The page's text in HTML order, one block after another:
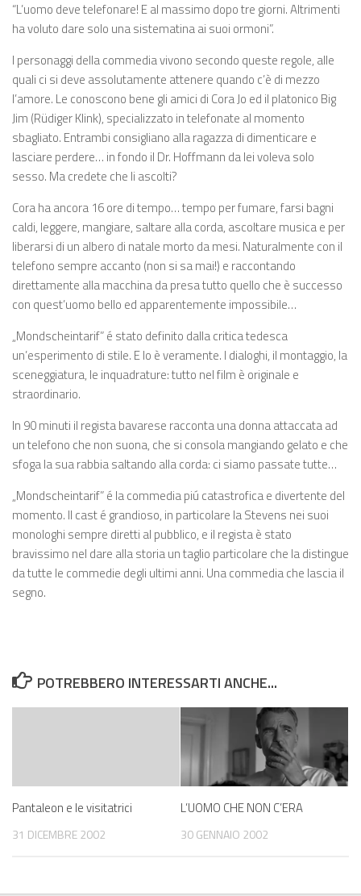
“L’uomo deve telefonare! E al massimo dopo tre giorni. Altrimenti
ha voluto dare solo una sistematina ai suoi ormoni”.
I personaggi della commedia vivono secondo queste regole, alle
quali ci si deve assolutamente attenere quando c’è di mezzo
l’amore. Le conoscono bene gli amici di Cora Jo ed il platonico Big
Jim (Rüdiger Klink), specializzato in telefonate al momento
sbagliato. Entrambi consigliano alla ragazza di dimenticare e
lasciare perdere… in fondo il Dr. Hoffmann da lei voleva solo
sesso. Ma credete che li ascolti?
Cora ha ancora 16 ore di tempo… tempo per fumare, farsi bagni
caldi, leggere, mangiare, saltare alla corda, ascoltare musica e per
liberarsi di un albero di natale morto da mesi. Naturalmente con il
telefono sempre accanto (non si sa mai!) e raccontando
direttamente alla macchina da presa tutto quello che è successo
con quest’uomo bello ed apparentemente impossibile…
„Mondscheintarif” é stato definito dalla critica tedesca
un’esperimento di stile. E lo è veramente. I dialoghi, il montaggio, la
sceneggiatura, le inquadrature: tutto nel film è originale e
straordinario.
In 90 minuti il regista bavarese racconta una donna attaccata ad
un telefono che non suona, che si consola mangiando gelato e che
sfoga la sua rabbia saltando alla corda: ci siamo passate tutte…
„Mondscheintarif” é la commedia piú catastrofica e divertente del
momento. Il cast é grandioso, in particolare la Stevens nei suoi
monologhi sempre diretti al pubblico, e il regista è stato
bravissimo nel dare alla storia un taglio particolare che la distingue
da tutte le commedie degli ultimi anni. Una commedia che lascia il
segno.
POTREBBERO INTERESSARTI ANCHE...
Pantaleon e le visitatrici
31 DICEMBRE 2002
L’UOMO CHE NON C’ERA
30 GENNAIO 2002